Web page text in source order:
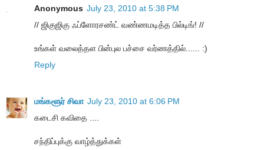
Anonymous July 23, 2010 at 5:38 PM
// ஜிகுஜிகு ஃப்ளோரசண்ட் வண்ணமடித்த பில்டிங்! //
உங்கள் வலைத்தள பின்புல பச்சை வர்ணத்தில்...... :)
Reply
மங்களூர் சிவா July 23, 2010 at 6:06 PM
கடைசி கவிதை ....
சந்திப்புக்கு வாழ்த்துக்கள்